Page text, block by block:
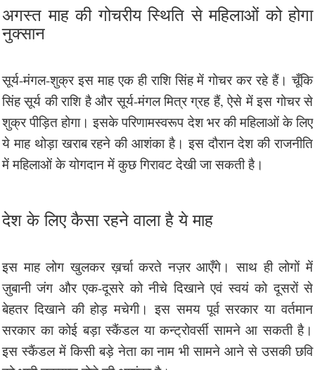
अगस्त माह की गोचरीय स्थिति से महिलाओं को होगा
नुक्सान
सूर्य-मंगल-शुक्र इस माह एक ही राशि सिंह में गोचर कर रहे हैं। चूँकि
सिंह सूर्य की राशि है और सूर्य-मंगल मित्र ग्रह हैं, ऐसे में इस गोचर से
शुक्र पीड़ित होगा। इसके परिणामस्वरूप देश भर की महिलाओं के लिए
ये माह थोड़ा खराब रहने की आशंका है। इस दौरान देश की राजनीति
में महिलाओं के योगदान में कुछ गिरावट देखी जा सकती है।
देश के लिए कैसा रहने वाला है ये माह
इस माह लोग खुलकर ख़र्चा करते नज़र आएँगे। साथ ही लोगों में
ज़ुबानी जंग और एक-दूसरे को नीचे दिखाने एवं स्वयं को दूसरों से
बेहतर दिखाने की होड़ मचेगी। इस समय पूर्व सरकार या वर्तमान
सरकार का कोई बड़ा स्कैंडल या कन्ट्रोवर्सी सामने आ सकती है।
इस स्कैंडल में किसी बड़े नेता का नाम भी सामने आने से उसकी छवि